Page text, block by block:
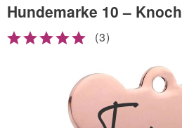
Hundemarke 10 –
(3)